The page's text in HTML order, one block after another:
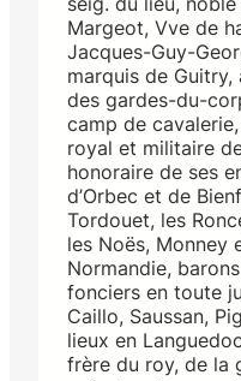
Margeot, Vve de
Jacques-Guy-
marquis de
des gardes-du-
camp de
royal et militaire
honoraire de ses
d’Orbec et de
Tordouet, les
les Noës, Monney
Normandie,
fonciers en toute
Caillo, Saussan,
lieux en
frère du roy, de la